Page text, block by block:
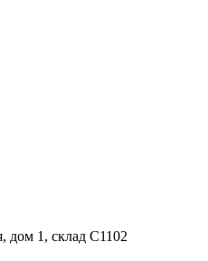
дом 1, склад С1102